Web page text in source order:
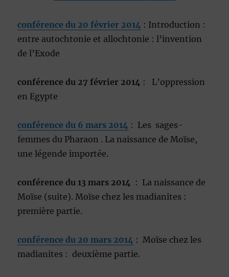
conférence du 20 février 2014 : Introduction :
entre autochtonie et allochtonie : l’invention
de l’Exode
conférence du 27 février 2014 : L’oppression
en Egypte
conférence du 6 mars 2014 : Les sages-
femmes du Pharaon . La naissance de Moïse,
une légende importée.
conférence du 13 mars 2014 : La naissance de
Moïse (suite). Moïse chez les madianites :
première partie.
conférence du 20 mars 2014 : Moïse chez les
madianites : deuxième partie.